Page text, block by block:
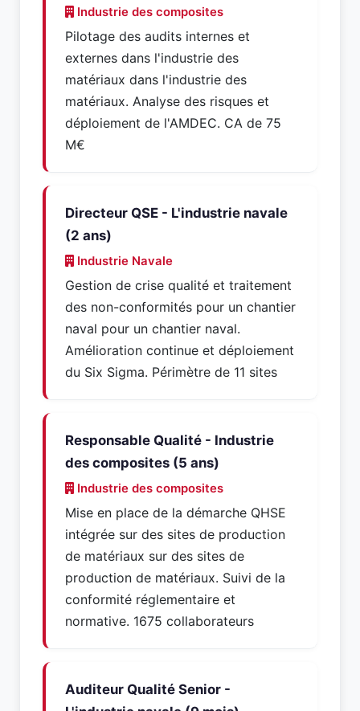
Industrie des composites
Pilotage des audits internes et
externes dans l'industrie des
matériaux dans l'industrie des
matériaux. Analyse des risques et
déploiement de l'AMDEC. CA de 75
M€
Directeur QSE - L'industrie navale
(2 ans)
Industrie Navale
Gestion de crise qualité et traitement
des non-conformités pour un chantier
naval pour un chantier naval.
Amélioration continue et déploiement
du Six Sigma. Périmètre de 11 sites
Responsable Qualité - Industrie
des composites (5 ans)
Industrie des composites
Mise en place de la démarche QHSE
intégrée sur des sites de production
de matériaux sur des sites de
production de matériaux. Suivi de la
conformité réglementaire et
normative. 1675 collaborateurs
Auditeur Qualité Senior -